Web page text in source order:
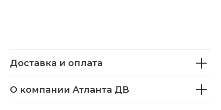
Доставка и оплата
О компании Атланта ДВ